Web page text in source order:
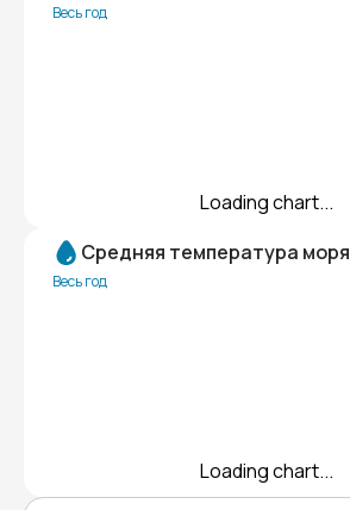
Весь год
Loading chart...
Средняя температура моря
Весь год
Loading chart...